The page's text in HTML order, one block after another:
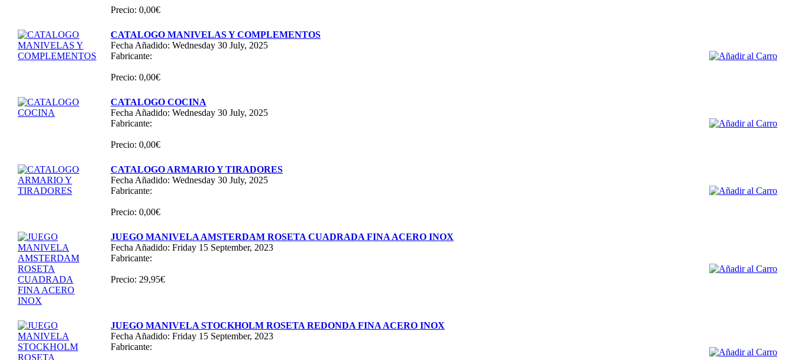
Precio: 0,00€
CATALOGO MANIVELAS Y COMPLEMENTOS
Fecha Añadido: Wednesday 30 July, 2025
Fabricante:
Precio: 0,00€
CATALOGO COCINA
Fecha Añadido: Wednesday 30 July, 2025
Fabricante:
Precio: 0,00€
CATALOGO ARMARIO Y TIRADORES
Fecha Añadido: Wednesday 30 July, 2025
Fabricante:
Precio: 0,00€
JUEGO MANIVELA AMSTERDAM ROSETA CUADRADA FINA ACERO INOX
Fecha Añadido: Friday 15 September, 2023
Fabricante:
Precio: 29,95€
JUEGO MANIVELA STOCKHOLM ROSETA REDONDA FINA ACERO INOX
Fecha Añadido: Friday 15 September, 2023
Fabricante: